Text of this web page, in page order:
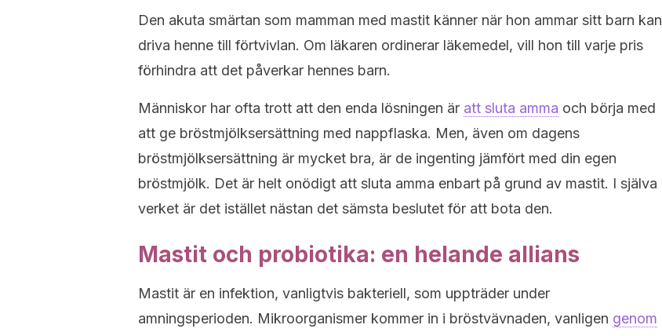
Den akuta smärtan som mamman med mastit känner när hon ammar sitt barn kan
driva henne till förtvivlan. Om läkaren ordinerar läkemedel, vill hon till varje pris
förhindra att det påverkar hennes barn.
Människor har ofta trott att den enda lösningen är att sluta amma och börja med
att ge bröstmjölksersättning med nappflaska. Men, även om dagens
bröstmjölksersättning är mycket bra, är de ingenting jämfört med din egen
bröstmjölk. Det är helt onödigt att sluta amma enbart på grund av mastit. I själva
verket är det istället nästan det sämsta beslutet för att bota den.
Mastit och probiotika: en helande allians
Mastit är en infektion, vanligtvis bakteriell, som uppträder under
amningsperioden. Mikroorganismer kommer in i bröstvävnaden, vanligen genom